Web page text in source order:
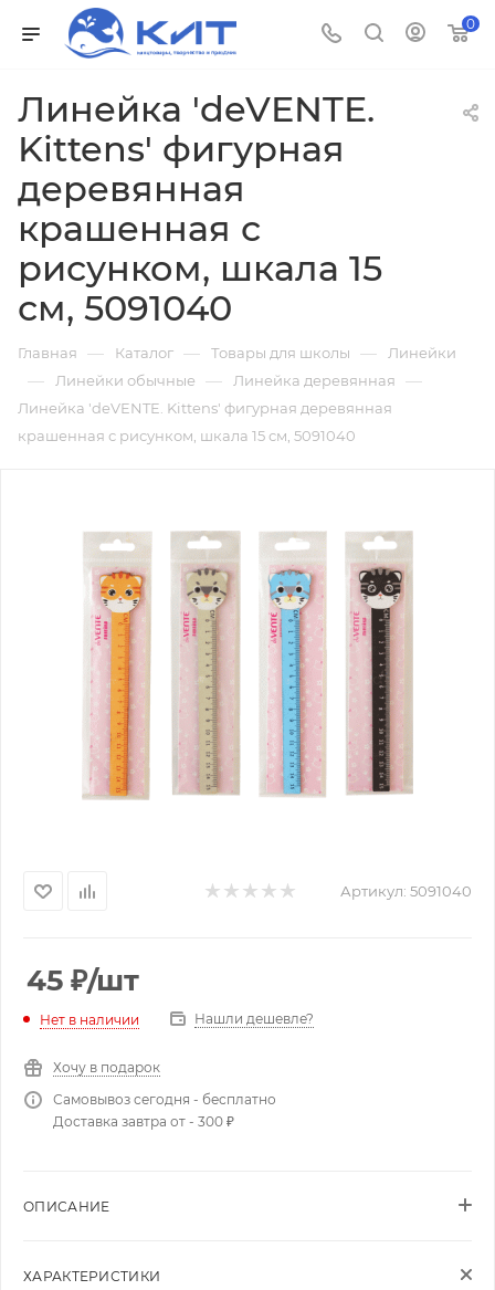
0
Линейка 'deVENTE.
Kittens' фигурная
деревянная
крашенная с
рисунком, шкала 15
см, 5091040
Главная — Каталог — Товары для школы — Линейки
— Линейки обычные — Линейка деревянная —
Линейка 'deVENTE. Kittens' фигурная деревянная
крашенная с рисунком, шкала 15 см, 5091040
Артикул: 5091040
45 ₽/шт
Нет в наличии Нашли дешевле?
Хочу в подарок
Самовывоз сегодня - бесплатно
Доставка завтра от - 300 ₽
ОПИСАНИЕ
ХАРАКТЕРИСТИКИ